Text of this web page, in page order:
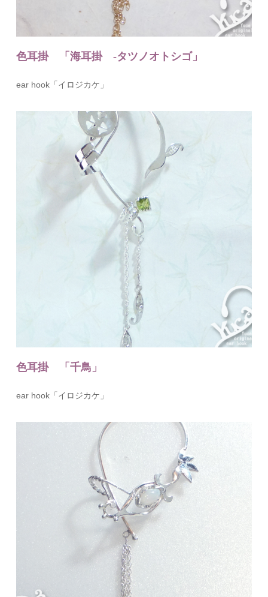
色耳掛 「海耳掛 -タツノオトシゴ」
ear hook「イロジカケ」
色耳掛 「千鳥」
ear hook「イロジカケ」